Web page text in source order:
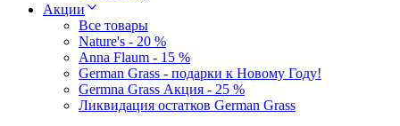
Акции
Все товары
Nature's - 20 %
Anna Flaum - 15 %
German Grass - подарки к Новому Году!
Germna Grass Акция - 25 %
Ликвидация остатков German Grass